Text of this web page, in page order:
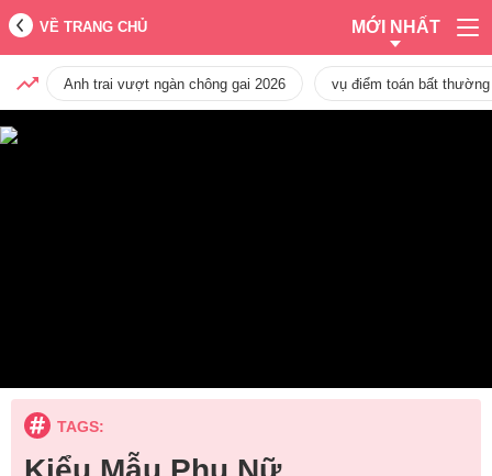
VỀ TRANG CHỦ MỚI NHẤT
Anh trai vượt ngàn chông gai 2026 vụ điểm toán bất
TAGS: